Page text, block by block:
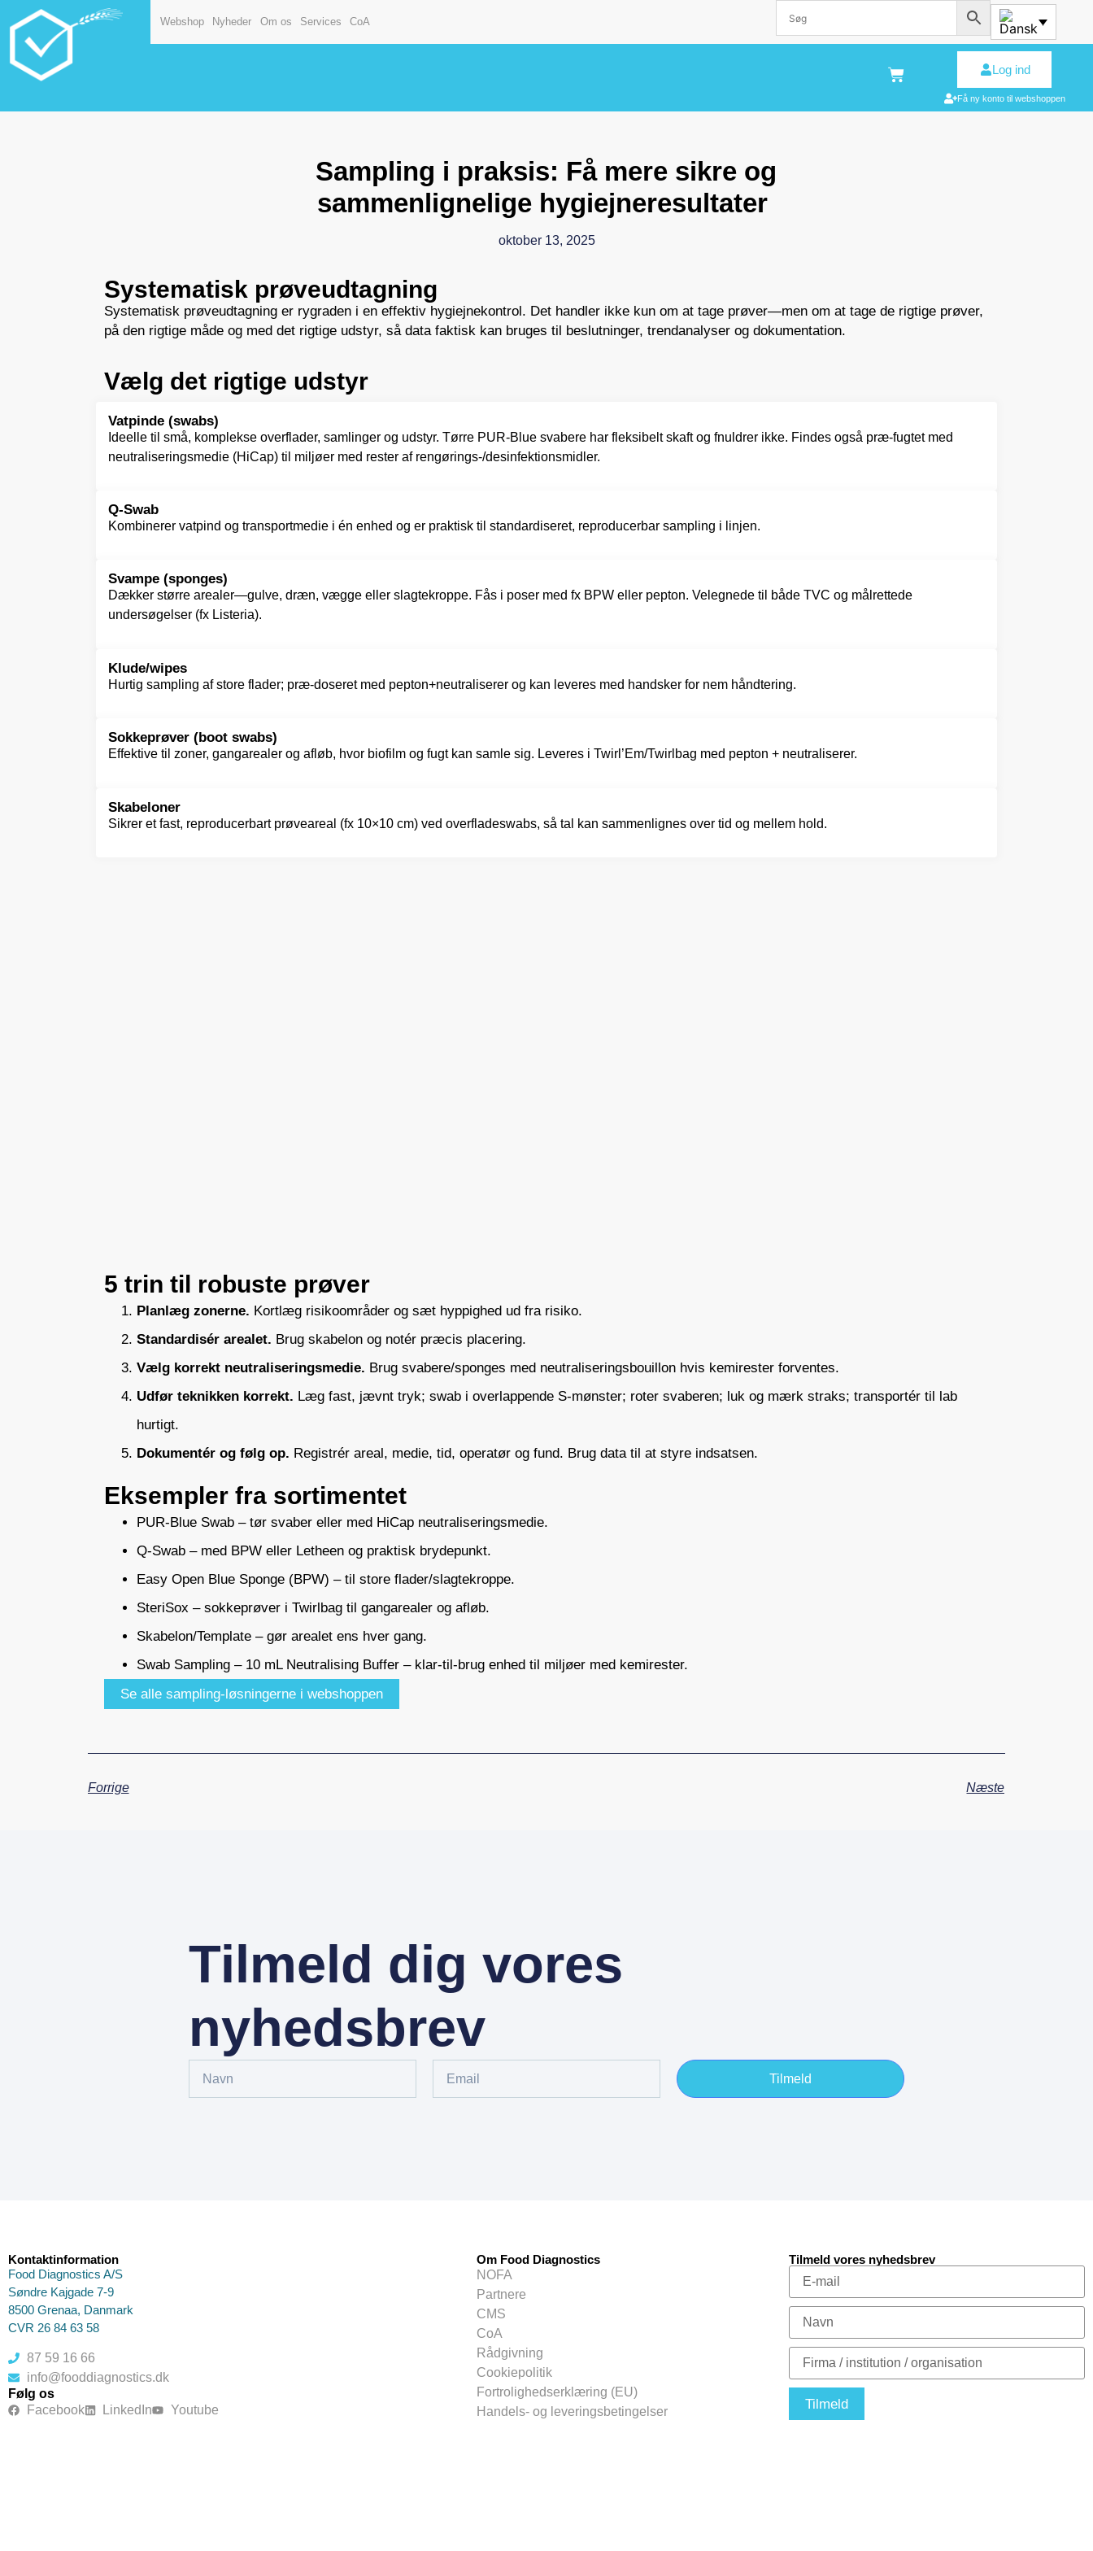
Webshop Nyheder Om os Services CoA
Log ind
Få ny konto til webshoppen
Sampling i praksis: Få mere sikre og
sammenlignelige hygiejneresultater
oktober 13, 2025
Systematisk prøveudtagning
Systematisk prøveudtagning er rygraden i en effektiv hygiejnekontrol. Det handler ikke kun om at tage prøver—men om at tage de rigtige prøver,
på den rigtige måde og med det rigtige udstyr, så data faktisk kan bruges til beslutninger, trendanalyser og dokumentation.
Vælg det rigtige udstyr
Vatpinde (swabs)
Ideelle til små, komplekse overflader, samlinger og udstyr. Tørre PUR-Blue svabere har fleksibelt skaft og fnuldrer ikke. Findes også præ-fugtet med
neutraliseringsmedie (HiCap) til miljøer med rester af rengørings-/desinfektionsmidler.
Q-Swab
Kombinerer vatpind og transportmedie i én enhed og er praktisk til standardiseret, reproducerbar sampling i linjen.
Svampe (sponges)
Dækker større arealer—gulve, dræn, vægge eller slagtekroppe. Fås i poser med fx BPW eller pepton. Velegnede til både TVC og målrettede
undersøgelser (fx Listeria).
Klude/wipes
Hurtig sampling af store flader; præ-doseret med pepton+neutraliserer og kan leveres med handsker for nem håndtering.
Sokkeprøver (boot swabs)
Effektive til zoner, gangarealer og afløb, hvor biofilm og fugt kan samle sig. Leveres i Twirl’Em/Twirlbag med pepton + neutraliserer.
Skabeloner
Sikrer et fast, reproducerbart prøveareal (fx 10×10 cm) ved overfladeswabs, så tal kan sammenlignes over tid og mellem hold.
5 trin til robuste prøver
Planlæg zonerne. Kortlæg risikoområder og sæt hyppighed ud fra risiko.
Standardisér arealet. Brug skabelon og notér præcis placering.
Vælg korrekt neutraliseringsmedie. Brug svabere/sponges med neutraliseringsbouillon hvis kemirester forventes.
Udfør teknikken korrekt. Læg fast, jævnt tryk; swab i overlappende S-mønster; roter svaberen; luk og mærk straks; transportér til lab
hurtigt.
Dokumentér og følg op. Registrér areal, medie, tid, operatør og fund. Brug data til at styre indsatsen.
Eksempler fra sortimentet
PUR-Blue Swab – tør svaber eller med HiCap neutraliseringsmedie.
Q-Swab – med BPW eller Letheen og praktisk brydepunkt.
Easy Open Blue Sponge (BPW) – til store flader/slagtekroppe.
SteriSox – sokkeprøver i Twirlbag til gangarealer og afløb.
Skabelon/Template – gør arealet ens hver gang.
Swab Sampling – 10 mL Neutralising Buffer – klar-til-brug enhed til miljøer med kemirester.
Se alle sampling-løsningerne i webshoppen
Forrige Næste
Tilmeld dig vores
nyhedsbrev
Tilmeld
Kontaktinformation
Food Diagnostics A/S
Søndre Kajgade 7-9
8500 Grenaa, Danmark
CVR 26 84 63 58
87 59 16 66
info@fooddiagnostics.dk
Følg os
Facebook
LinkedIn Youtube
Om Food Diagnostics
NOFA
Partnere
CMS
CoA
Rådgivning
Cookiepolitik
Fortrolighedserklæring (EU)
Handels- og leveringsbetingelser
Tilmeld vores nyhedsbrev
Tilmeld